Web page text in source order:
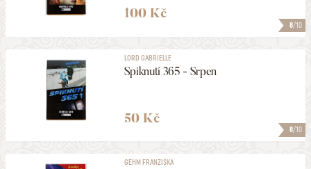
8/10
100 Kč
8/10
LORD GABRIELLE
Spiknutí 365 - Srpen
50 Kč
GEHM FRANZISKA